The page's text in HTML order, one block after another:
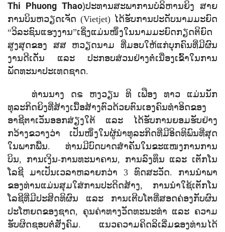
Thi Phuong Thao)ປະທານສະພາການບໍລິຫານຍິງ ສາຍ
ການບິນຫວຽດເຈັດ (Vietjet) ໄດ້ຮັບການປະດັບນາມມະຍົດ
“ວິລະຊົນແຮງງານ”ເຊິ່ງແມ່ນໜຶ່ງໃນນາມມະຍົດກຽດຕິຍົດ
ສູງສຸດຂອງ ສສ ຫວຽດນາມ ທີ່ມອບໃຫ້ແກ່ບຸກຄົນທີ່ມີຜົນ
ງານດີເດັ່ນ ແລະ ປະກອບສ່ວນຢ່າງຕໍ່ເນື່ອງເຂົ້າໃນການ
ພັດທະນາປະເທດຊາດ.
ທ່ານນາງ ດຣ ຫງວຽນ ທິ ເຟືອງ ທາວ ແມ່ນນັກ
ທຸລະກິດຍິງທີ່ສ້າງເນື້ອສ້າງຕົວດ້ວຍຕົນເອງຄົນທໍາອິດຂອງ
ອາຊີຕາເວັນອອກສ່ຽງໃຕ້ ແລະ ໄດ້ຮັບການຍອມຮັບຢ່າງ
ກວ້າງຂວາງວ່າ ເປັນໜຶ່ງໃນຜູ້ນຳທຸລະກິດທີ່ມີອິດທິພົນທີ່ສຸດ
ໃນພາກພື້ນ. ທ່ານມີບົດບາດສຳຄັນໃນຂະແໜງການການ
ບິນ, ການເງິນ-ການທະນາຄານ, ການລົງທຶນ ແລະ ເຕັກໂນ
ໂລຊີ ມາເປັນເວລາຫລາຍກວ່າ 3 ທົດສະວັດ. ການນຳພາ
ຂອງທ່ານແມ່ນສຸມໃສ່ການປະດິດສ້າງ, ການນຳໃຊ້ເຕັກໂນ
ໂລຊີທີ່ມີປະສິດທິຜົນ ແລະ ການເຕີບໂຕທີ່ສອດຄ່ອງກັບຜົນ
ປະໂຫຍດຂອງຊາດ, ຄຸນຄ່າທາງວັດທະນະທຳ ແລະ ຄວາມ
ຮັບຜິດຊອບຕໍ່ສັງຄົມ. ແນວຄວາມຄິດລິເລີ່ມຂອງທ່ານໄດ້